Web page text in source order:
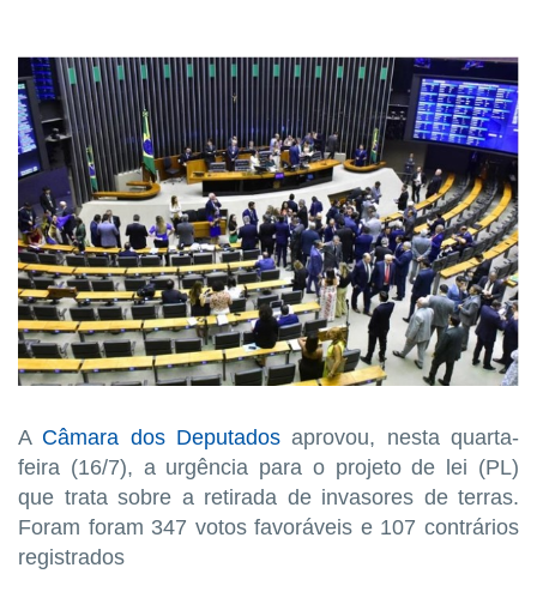
A Câmara dos Deputados aprovou, nesta quarta-
feira (16/7), a urgência para o projeto de lei (PL)
que trata sobre a retirada de invasores de terras.
Foram foram 347 votos favoráveis e 107 contrários
registrados